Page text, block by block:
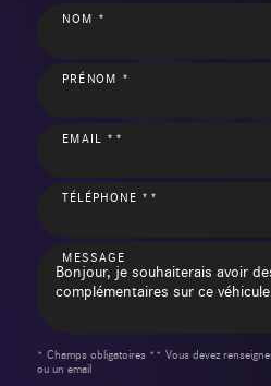
NOM *
PRÉNOM *
EMAIL **
TÉLÉPHONE **
MESSAGE
* Champs obligatoires ** Vous devez
ou un email